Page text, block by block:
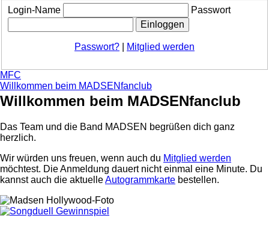
Login-Name Passwort
Passwort? Mitglied werden
MFC
Willkommen beim MADSENfanclub
Willkommen beim MADSENfanclub
Das Team und die Band MADSEN begrüßen dich ganz
herzlich.
Wir würden uns freuen, wenn auch du Mitglied werden
möchtest. Die Anmeldung dauert nicht einmal eine Minute. Du
kannst auch die aktuelleAutogrammkarte bestellen.